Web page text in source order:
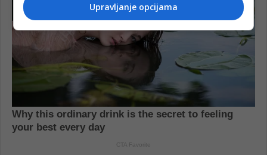
Upravljanje opcijama